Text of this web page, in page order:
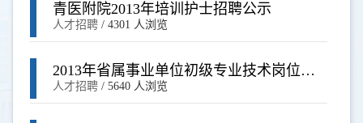
青医附院2013年培训护士招聘公示
人才招聘/ 4301 人浏览
2013年省属事业单位初级专业技术岗位和
管理岗位公开招聘工作人员简章
人才招聘/ 5640 人浏览